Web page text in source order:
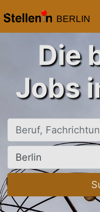
BERLIN
Die
Jobs
Beruf, Fachrichtung, Firma
Ort, Stadt